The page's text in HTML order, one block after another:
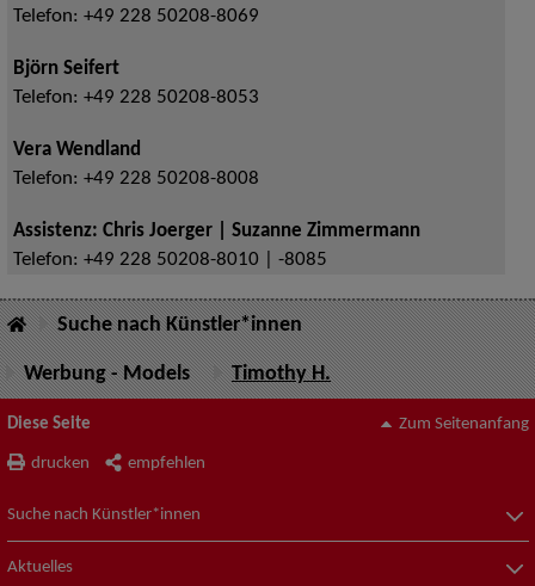
Telefon: +49 228 50208-8069
Björn Seifert
Telefon: +49 228 50208-8053
Vera Wendland
Telefon: +49 228 50208-8008
Assistenz: Chris Joerger | Suzanne Zimmermann
Telefon: +49 228 50208-8010 | -8085
Suche nach Künstler*innen
Werbung - Models Timothy H.
Diese Seite
drucken empfehlen
Zum Seitenanfang
Suche nach Künstler*innen
Aktuelles